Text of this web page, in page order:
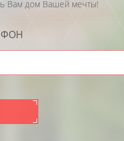
Вам дом Вашей мечты!